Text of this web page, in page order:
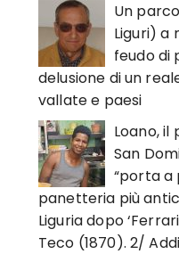
Un
Liguri) a
feudo di
delusione di un
vallate e paesi
Loano,
San
“porta a
panetteria più
Liguria dopo
Teco (1870). 2/